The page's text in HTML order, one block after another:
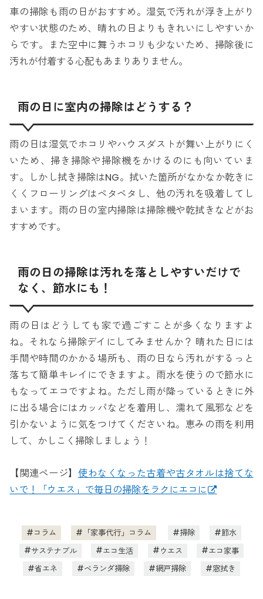
車の掃除も雨の日がおすすめ。湿気で汚れが浮き上がり
やすい状態のため、晴れの日よりもきれいにしやすいか
らです。また空中に舞うホコリも少ないため、掃除後に
汚れが付着する心配もあまりありません。
雨の日に室内の掃除はどうする？
雨の日は湿気でホコリやハウスダストが舞い上がりにく
いため、掃き掃除や掃除機をかけるのにも向いていま
す。しかし拭き掃除はNG。拭いた箇所がなかなか乾きに
くくフローリングはペタペタし、他の汚れを吸着してし
まいます。雨の日の室内掃除は掃除機や乾拭きなどがお
すすめです。
雨の日の掃除は汚れを落としやすいだけで
なく、節水にも！
雨の日はどうしても家で過ごすことが多くなりますよ
ね。それなら掃除デイにしてみませんか？ 晴れた日には
手間や時間のかかる場所も、雨の日なら汚れがするっと
落ちて簡単キレイにできますよ。雨水を使うので節水に
もなってエコですよね。ただし雨が降っているときに外
に出る場合にはカッパなどを着用し、濡れて風邪などを
引かないように気をつけてくださいね。恵みの雨を利用
して、かしこく掃除しましょう！
【関連ページ】 使わなくなった古着や古タオルは捨てな
いで！「ウエス」で毎日の掃除をラクにエコに
コラム 「家事代行」コラム 掃除
節水
サステナブル
エコ生活 ウエス
エコ家事
省エネ
ベランダ掃除 網戸掃除 窓拭き